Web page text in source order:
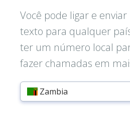
Você pode ligar e
texto para qualquer
ter um número local
fazer chamadas em
Zambia